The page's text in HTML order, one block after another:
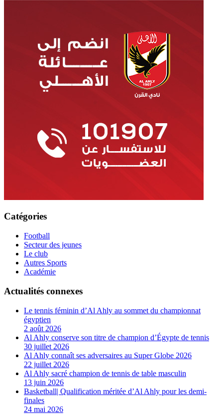
Catégories
Football
Secteur des jeunes
Le club
Autres Sports
Académie
Actualités connexes
Le tennis féminin d’Al Ahly au sommet du championnat
égyptien
2 août 2026
Al Ahly conserve son titre de champion d’Égypte de tennis
30 juillet 2026
Al Ahly connaît ses adversaires au Super Globe 2026
22 juillet 2026
Al Ahly sacré champion de tennis de table masculin
13 juin 2026
Basketball| Qualification méritée d’Al Ahly pour les demi-
finales
24 mai 2026